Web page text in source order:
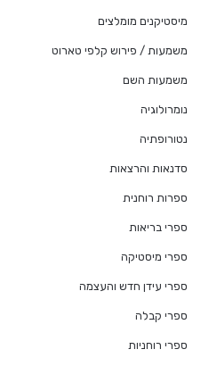
מיסטיקנים מומלצים
משמעות / פירוש קלפי טארוט
משמעות השם
נומרולוגיה
נטורופתיה
סדנאות והרצאות
ספרות רוחנית
ספרי בריאות
ספרי מיסטיקה
ספרי עידן חדש והעצמה
ספרי קבלה
ספרי רוחניות